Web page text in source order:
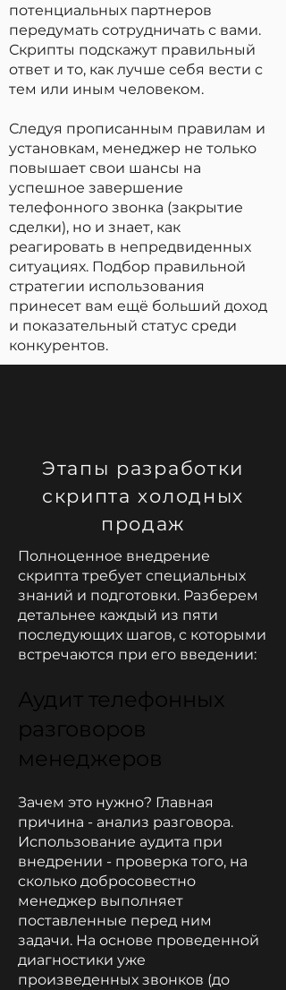
потенциальных партнеров
передумать сотрудничать с вами.
Скрипты подскажут правильный
ответ и то, как лучше себя вести с
тем или иным человеком.
Следуя прописанным правилам и
установкам, менеджер не только
повышает свои шансы на
успешное завершение
телефонного звонка (закрытие
сделки), но и знает, как
реагировать в непредвиденных
ситуациях. Подбор правильной
стратегии использования
принесет вам ещё больший доход
и показательный статус среди
конкурентов.
Этапы разработки
скрипта холодных
продаж
Полноценное внедрение
скрипта требует специальных
знаний и подготовки. Разберем
детальнее каждый из пяти
последующих шагов, с которыми
встречаются при его введении:
Аудит телефонных
разговоров
менеджеров
Зачем это нужно? Главная
причина - анализ разговора.
Использование аудита при
внедрении - проверка того, на
сколько добросовестно
менеджер выполняет
поставленные перед ним
задачи. На основе проведенной
диагностики уже
произведенных звонков (до